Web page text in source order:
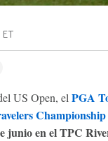
US Open, el PGA
Championship
junio en el TPC